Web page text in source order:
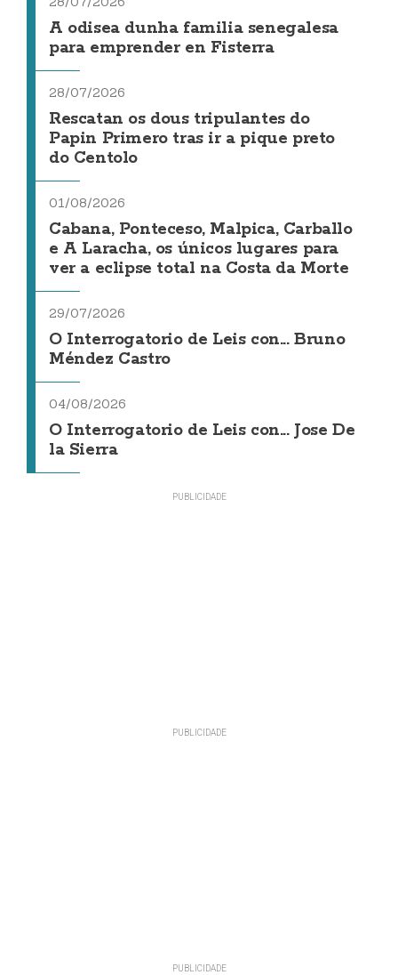
A odisea dunha familia senegalesa
para emprender en Fisterra
28/07/2026
Rescatan os dous tripulantes do
Papin Primero tras ir a pique preto
do Centolo
01/08/2026
Cabana, Ponteceso, Malpica, Carballo
e A Laracha, os únicos lugares para
ver a eclipse total na Costa da Morte
29/07/2026
O Interrogatorio de Leis con... Bruno
Méndez Castro
04/08/2026
O Interrogatorio de Leis con... Jose De
la Sierra